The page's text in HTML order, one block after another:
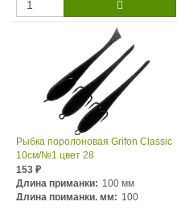
Рыбка поролоновая Grifon Classic
10см/№1 цвет 28
153 ₽
Длина приманки: 100 мм
Длина приманки, мм: 100